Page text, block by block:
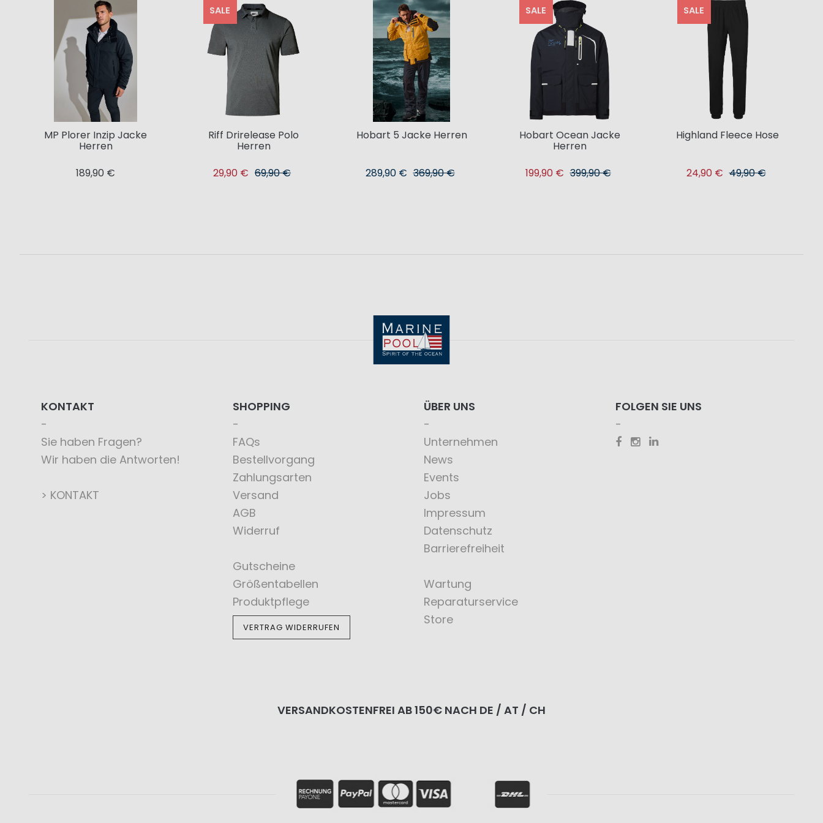
MP Plorer Inzip Jacke
Herren
189,90 €
SALE
Riff Drirelease Polo
Herren
29,90 € 69,90 €
Hobart 5 Jacke Herren
289,90 € 369,90 €
SALE
Hobart Ocean Jacke
Herren
199,90 € 399,90 €
SALE
Highland Fleece Hose
24,90 € 49,90 €
KONTAKT
Sie haben Fragen?
Wir haben die Antworten!
> KONTAKT
SHOPPING
FAQs
Bestellvorgang
Zahlungsarten
Versand
AGB
Widerruf
Gutscheine
Größentabellen
Produktpflege
VERTRAG WIDERRUFEN
ÜBER UNS
Unternehmen
News
Events
Jobs
Impressum
Datenschutz
Barrierefreiheit
Wartung
Reparaturservice
Store
FOLGEN SIE UNS
VERSANDKOSTENFREI AB 150€ NACH DE / AT / CH